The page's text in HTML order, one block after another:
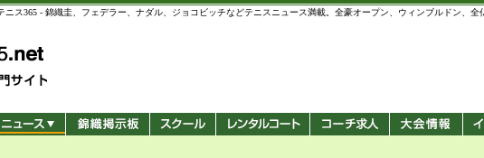
ス365 - 錦織圭、フェデラー、ナダル、ジョコビッチなどテニスニュース満載。全豪オープン、ウィンブルドン、全